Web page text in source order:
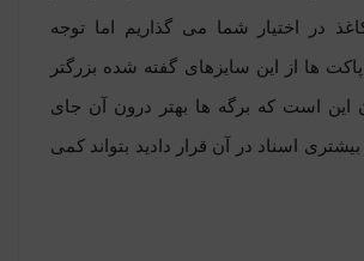
در اختیار شما می گذاریم اما توجه
ها از این سایزهای گفته شده بزرگتر
این است که برگه ها بهتر درون آن جای
بیشتری اسناد در آن قرار دادید بتواند کمی